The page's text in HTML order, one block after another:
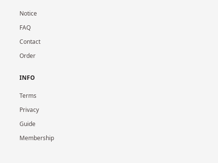
Notice
FAQ
Contact
Order
INFO
Terms
Privacy
Guide
Membership